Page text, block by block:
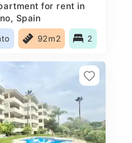
for rent in
Spain
92m2 2